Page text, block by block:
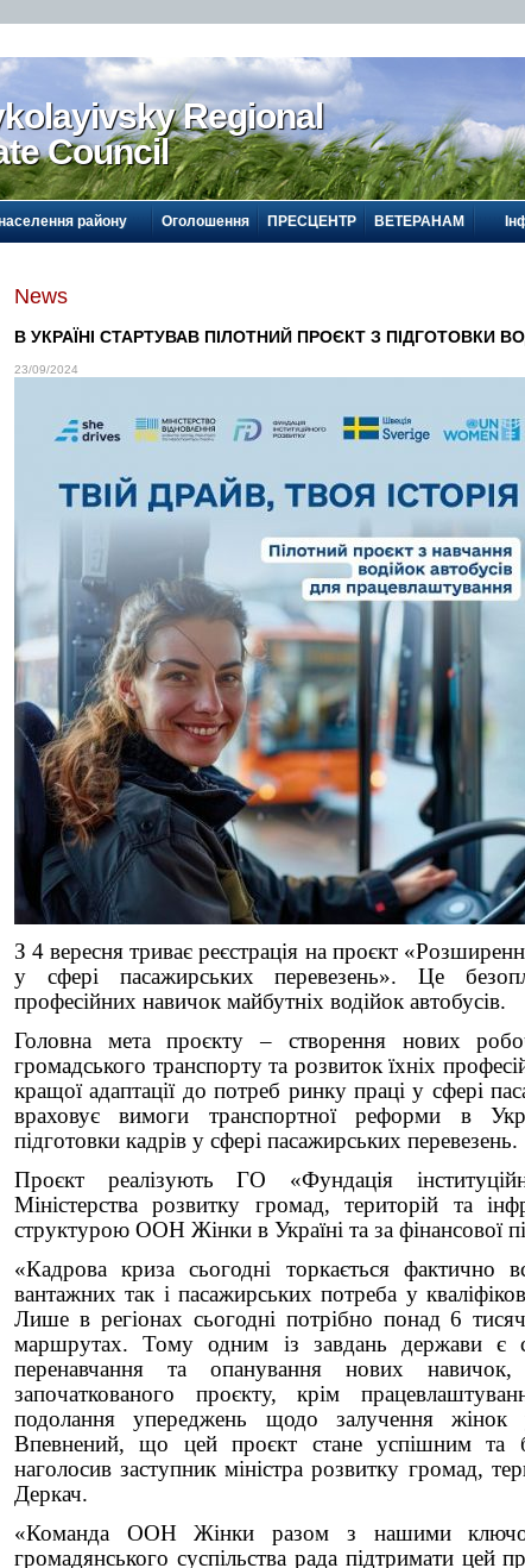
Regional
Council
району Оголошення ПРЕСЦЕНТР ВЕТЕРАНАМ
News
В УКРАЇНІ СТАРТУВАВ ПІЛОТНИЙ ПРОЄКТ З ПІДГОТОВКИ
23/09/2024
З 4 вересня триває реєстрація на проєкт
у сфері пасажирських перевезень». Це
професійних навичок майбутніх водійок автобусів.
Головна мета проєкту – створення нових
громадського транспорту та розвиток їхніх
кращої адаптації до потреб ринку праці у сфері
враховує вимоги транспортної реформи в
підготовки кадрів у сфері пасажирських перевезень.
Проєкт реалізують ГО «Фундація
Міністерства розвитку громад, територій та
структурою ООН Жінки в Україні та за фінансової
«Кадрова криза сьогодні торкається фактично
вантажних так і пасажирських потреба у
Лише в регіонах сьогодні потрібно понад 6 тисяч
маршрутах. Тому одним із завдань держави є
перенавчання та опанування нових
започаткованого проєкту, крім
подолання упереджень щодо залучення жінок
Впевнений, що цей проєкт стане успішним та
наголосив заступник міністра розвитку громад,
Деркач.
«Команда ООН Жінки разом з нашими
громадянського суспільства рада підтримати цей